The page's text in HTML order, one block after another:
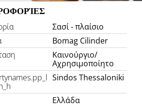
Σασί - πλαίσιο
Bomag Cilinder
Καινούργιο/
Αχρησιμοποίητο
Sindos Thessaloniki
Ελλάδα